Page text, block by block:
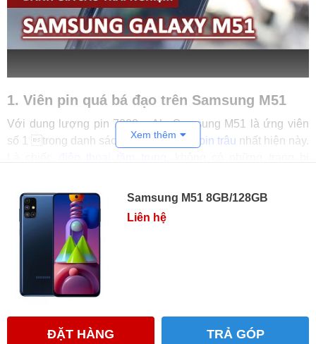
1. Viên pin quá bá đạo trên Samsung M51
Với dung lượng pin 7000 mAh, Samsung M51 là ứng viên
số 1 trong danh sách cácđiện thoại pin trâu nhất hiện này.
tiêu thụ pin chỉ ở mức thấp.
Vì vậy, với dung lượng pin lên tới 7000 mAh, máy hoàn toàn
có thể cho bạn sử dụng trong khoảng 3 ngày mà không cần
phải sạc pin. Hơn hẳn so với
đây. Máy còn được trang bị công nghệ sạc nhanh 25W cho
bạn tiết kiệm thời gian sạc tối đa.
Xem thêm
Samsung M51 8GB/128GB
Liên hệ
ĐẶT HÀNG TRẢ GÓP